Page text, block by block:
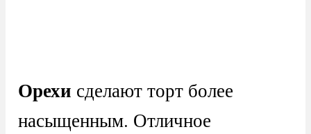
Орехи сделают торт более
насыщенным. Отличное